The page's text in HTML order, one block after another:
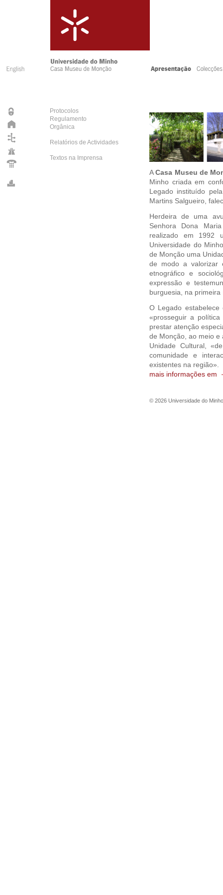
Protocolos
Regulamento
Orgânica
Relatórios de Actividades
Textos na Imprensa
ACasa Museu de
Minho criada em
Legado instituído
Martins Salgueiro,
Herdeira de uma
Senhora Dona
realizado em 1992
Universidade do
de Monção uma
de modo a valorizar
etnográfico e
expressão e
burguesia, na
O Legado
«prosseguir a
prestar atenção
de Monção, ao meio e
Unidade Cultural,
comunidade e
existentes na região».
mais informações em
© 2026 Universidade do